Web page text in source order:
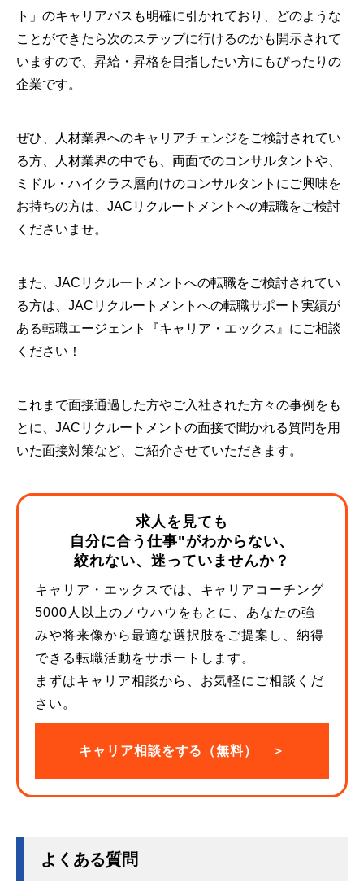
ト」のキャリアパスも明確に引かれており、どのような
ことができたら次のステップに行けるのかも開示されて
いますので、昇給・昇格を目指したい方にもぴったりの
企業です。
ぜひ、人材業界へのキャリアチェンジをご検討されてい
る方、人材業界の中でも、両面でのコンサルタントや、
ミドル・ハイクラス層向けのコンサルタントにご興味を
お持ちの方は、JACリクルートメントへの転職をご検討
くださいませ。
また、JACリクルートメントへの転職をご検討されてい
る方は、JACリクルートメントへの転職サポート実績が
ある転職エージェント『キャリア・エックス』にご相談
ください！
これまで面接通過した方やご入社された方々の事例をも
とに、JACリクルートメントの面接で聞かれる質問を用
いた面接対策など、ご紹介させていただきます。
求人を見ても
自分に合う仕事"がわからない、
絞れない、迷っていませんか？
キャリア・エックスでは、キャリアコーチング
5000人以上のノウハウをもとに、あなたの強
みや将来像から最適な選択肢をご提案し、納得
できる転職活動をサポートします。
まずはキャリア相談から、お気軽にご相談くだ
さい。
キャリア相談をする（無料） ＞
よくある質問